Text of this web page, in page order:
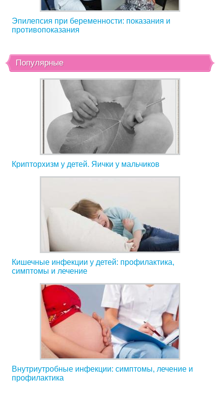
Эпилепсия при беременности: показания и
противопоказания
Популярные
Крипторхизм у детей. Яички у мальчиков
Кишечные инфекции у детей: профилактика,
симптомы и лечение
Внутриутробные инфекции: симптомы, лечение и
профилактика